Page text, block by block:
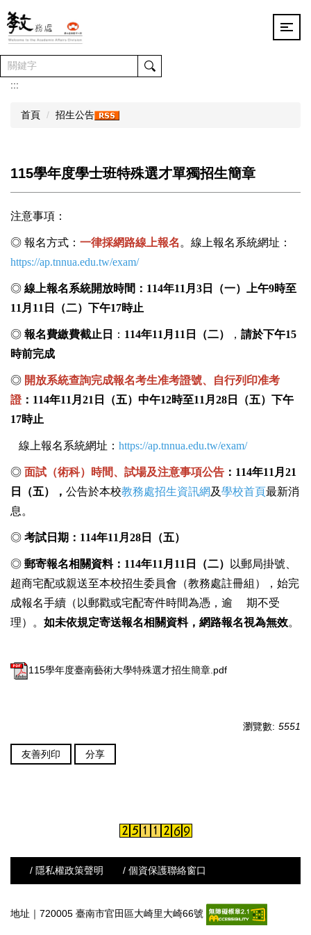
跳
到
主
要
內
容
:::
首頁 招生公告
115學年度學士班特殊選才單獨招生簡章
注意事項：
◎ 報名方式： 一律採網路線上報名 。線上報名系統網址：
https://ap.tnnua.edu.tw/exam/
◎ 線上報名系統開放時間： 114年11 月 3 日（一）上午9時至
11 月 11 日（二）下午17時止
◎ 報名費繳費截止日 ： 114年11 月 11 日 （二） ， 請於下午15
時前完成
◎ 開放系統查詢完成報名考生准考證號、自行列印准考
證： 114年11 月 21 日（五）中午12時至11 月 28 日（五）下午
17時止
線上報名系統網址： https://ap.tnnua.edu.tw/exam/
◎ 面試（術科）時間、試場及注意事項公告 ： 114年11 月 21
日（五）， 公告於本校教務處招生資訊網 及學校首頁最新消
息。
◎ 考試日期： 114年11 月 28 日（五）
◎ 郵寄報名相關資料： 114年11 月 11 日（二）
以郵局掛號、
超商宅配或親送至本校招生委員會（教務處註冊組）， 始完
成報名手續（以郵戳或宅配寄件時間為憑，逾 期不受
理）。 如未依規定寄送報名相關資料，網路報名視為無效。
115學年度臺南藝術大學特殊選才招生簡章.pdf
瀏覽數: 5551
友善列印 分享
/ 隱私權政策聲明 / 個資保護聯絡窗口
地址｜720005 臺南市官田區大崎里大崎66號